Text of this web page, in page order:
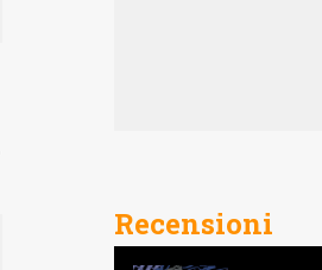
Recensioni